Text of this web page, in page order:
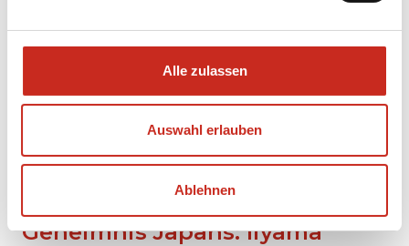
Alle zulassen
Auswahl erlauben
Ablehnen
inbegriffen sind. In Takahara wohnen Sie in
einem kleinen Öko-Hotel, das von dem
engagierten Eigentümer und Weltreisenden
Jian Shino geleitet wird. Er weiß, wie er Sie mit
Speisen aus seinem eigenen Garten oder
Das am besten gehütete
Geheimnis Japans: Iiyama